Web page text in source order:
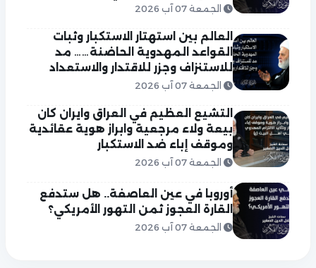
الجمعة 07 آب 2026
العالم بين استهتار الاستكبار وثبات
القواعد المهدوية الحاضنة…… مد
للاستنزاف وجزر للاقتدار والاستعداد
الجمعة 07 آب 2026
التشيع العظيم في العراق وايران كان
بيعة ولاء مرجعية وابراز هوية عقائدية
وموقف إباء ضد الاستكبار
الجمعة 07 آب 2026
أوروبا في عين العاصفة.. هل ستدفع
القارة العجوز ثمن التهور الأمريكي؟
الجمعة 07 آب 2026